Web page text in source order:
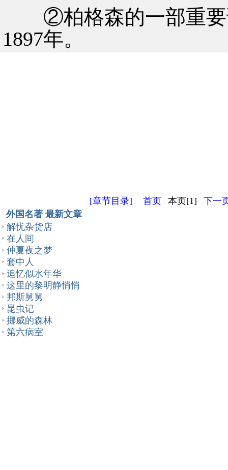
②柏格森的一部重要
1897年。
[章节目录] 首页 本页[1]
下一
外国名著 最新文章
解忧杂货店
在人间
仲夏夜之梦
套中人
追忆似水年华
这里的黎明静悄悄
邦斯舅舅
昆虫记
挪威的森林
第六病室